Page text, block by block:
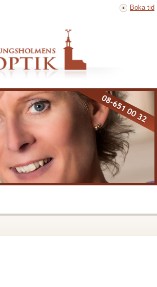
Boka tid